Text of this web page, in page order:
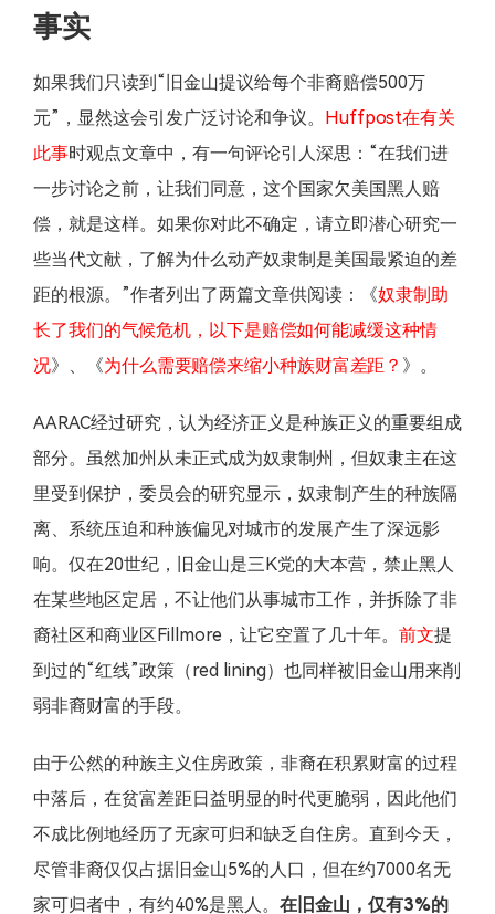
事实
如果我们只读到“旧金山提议给每个非裔赔偿500万
元”，显然这会引发广泛讨论和争议。 Huffpost在有关
此事时观点文章中，有一句评论引人深思：“在我们进
一步讨论之前，让我们同意，这个国家欠美国黑人赔
偿，就是这样。如果你对此不确定，请立即潜心研究一
些当代文献，了解为什么动产奴隶制是美国最紧迫的差
距的根源。”作者列出了两篇文章供阅读：《奴隶制助
长了我们的气候危机，以下是赔偿如何能减缓这种情
况》、《为什么需要赔偿来缩小种族财富差距？ 》。
AARAC经过研究，认为经济正义是种族正义的重要组成
部分。虽然加州从未正式成为奴隶制州，但奴隶主在这
里受到保护，委员会的研究显示，奴隶制产生的种族隔
离、系统压迫和种族偏见对城市的发展产生了深远影
响。仅在20世纪，旧金山是三K党的大本营，禁止黑人
在某些地区定居，不让他们从事城市工作，并拆除了非
裔社区和商业区Fillmore，让它空置了几十年。 前文提
到过的“红线”政策（red lining）也同样被旧金山用来削
弱非裔财富的手段。
由于公然的种族主义住房政策，非裔在积累财富的过程
中落后，在贫富差距日益明显的时代更脆弱，因此他们
不成比例地经历了无家可归和缺乏自住房。直到今天，
尽管非裔仅仅占据旧金山5%的人口，但在约7000名无
家可归者中，有约40%是黑人。 在旧金山，仅有3%的